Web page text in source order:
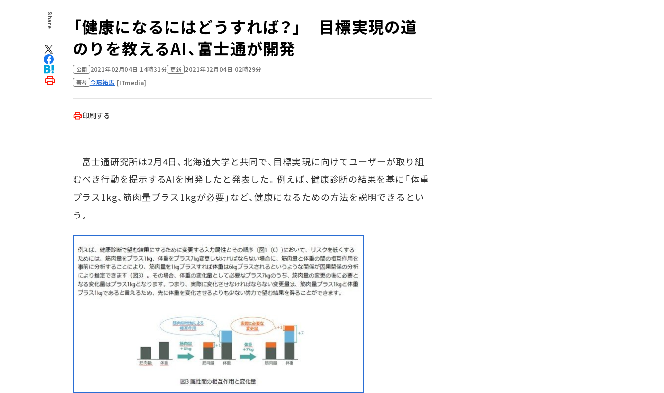
Share
「健康になるにはどうすれば？」 目標実現の道
のりを教えるAI、富士通が開発
公開 2021年02月04日 14時31分 更新 2021年02月04日 02時29分
著者 今藤祐馬 [ITmedia]
印刷する
富士通研究所は2月4日、北海道大学と共同で、目標実現に向けてユーザーが取り組
むべき行動を提示するAIを開発したと発表した。例えば、健康診断の結果を基に「体重
プラス1kg、筋肉量プラス1kgが必要」など、健康になるための方法を説明できるとい
う。